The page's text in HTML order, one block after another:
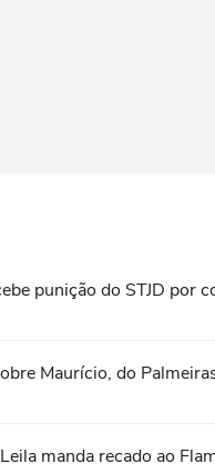
punição do STJD por
Maurício, do
manda recado ao